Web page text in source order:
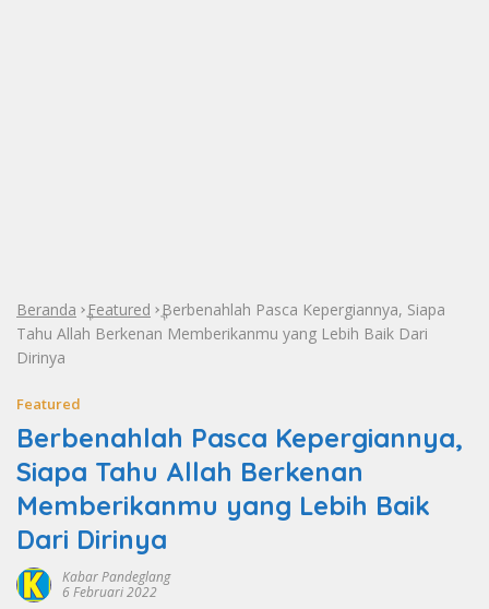
Beranda »Featured »Berbenahlah Pasca Kepergiannya, Siapa
Tahu Allah Berkenan Memberikanmu yang Lebih Baik Dari
Dirinya
Featured
Berbenahlah Pasca Kepergiannya,
Siapa Tahu Allah Berkenan
Memberikanmu yang Lebih Baik
Dari Dirinya
Kabar Pandeglang
6 Februari 2022